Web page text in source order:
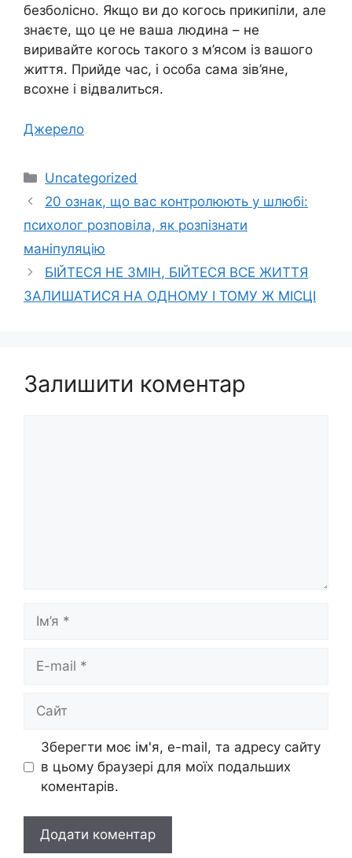
безболісно. Якщо ви до когось прикипіли, але
знаєте, що це не ваша людина – не
виривайте когось такого з м’ясом із вашого
життя. Прийде час, і особа сама зів’яне,
всохне і відвалиться.
Джерело
Категорії
Uncategorized
20 ознак, що вас контролюють у шлюбі:
психолог розповіла, як розпізнати
маніпуляцію
БІЙТЕСЯ НЕ ЗМІН, БІЙТЕСЯ ВСЕ ЖИТТЯ
ЗАЛИШАТИСЯ НА ОДНОМУ І ТОМУ Ж МІСЦІ
Залишити коментар
mail
Зберегти моє ім'я, e-mail, та адресу сайту
в цьому браузері для моїх подальших
коментарів.